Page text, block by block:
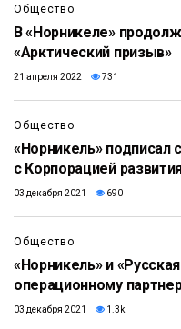
Общество
В «Норникеле»
«Арктический призыв»
21 апреля 2022 731
Общество
«Норникель» подписал
с Корпорацией
03 декабря 2021 690
Общество
«Норникель» и
операционному
03 декабря 2021 1.3k